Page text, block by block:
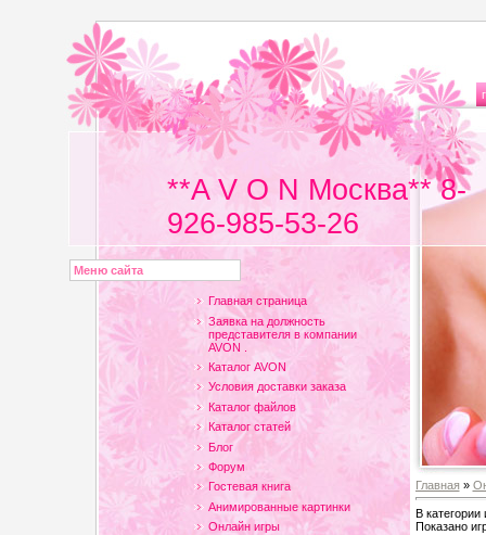
**A V O N Москва** 8-
926-985-53-26
Меню сайта
Главная страница
Заявка на должность
представителя в компании
AVON .
Каталог AVON
Условия доставки заказа
Каталог файлов
Каталог статей
Блог
Форум
Гостевая книга
Анимированные картинки
Онлайн игры
Главная»
В категории
Показано